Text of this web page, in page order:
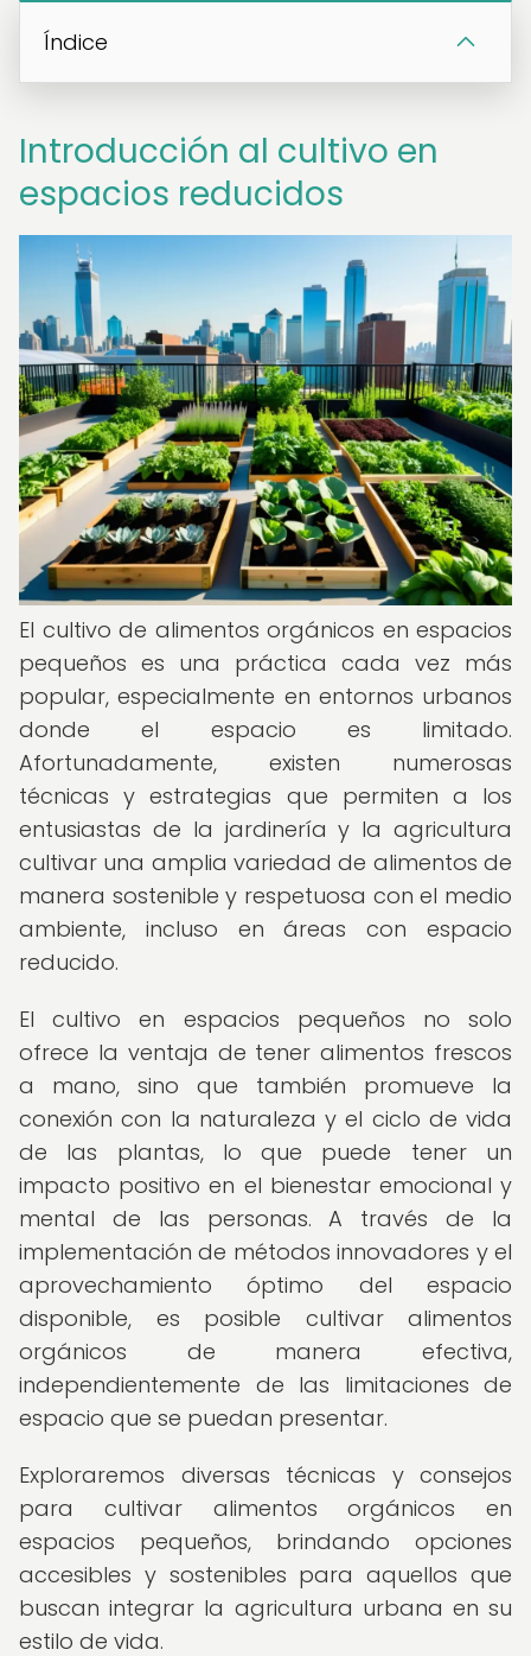
Índice
Introducción al cultivo en
espacios reducidos
El cultivo de alimentos orgánicos en espacios
pequeños es una práctica cada vez más
popular, especialmente en entornos urbanos
donde el espacio es limitado.
Afortunadamente, existen numerosas
técnicas y estrategias que permiten a los
entusiastas de la jardinería y la agricultura
cultivar una amplia variedad de alimentos de
manera sostenible y respetuosa con el medio
ambiente, incluso en áreas con espacio
reducido.
El cultivo en espacios pequeños no solo
ofrece la ventaja de tener alimentos frescos
a mano, sino que también promueve la
conexión con la naturaleza y el ciclo de vida
de las plantas, lo que puede tener un
impacto positivo en el bienestar emocional y
mental de las personas. A través de la
implementación de métodos innovadores y el
aprovechamiento óptimo del espacio
disponible, es posible cultivar alimentos
orgánicos de manera efectiva,
independientemente de las limitaciones de
espacio que se puedan presentar.
Exploraremos diversas técnicas y consejos
para cultivar alimentos orgánicos en
espacios pequeños, brindando opciones
accesibles y sostenibles para aquellos que
buscan integrar la agricultura urbana en su
estilo de vida.